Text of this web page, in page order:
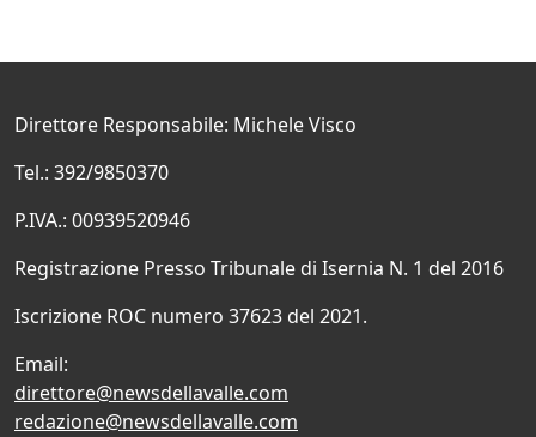
Direttore Responsabile: Michele Visco
Tel.: 392/9850370
P.IVA.: 00939520946
Registrazione Presso Tribunale di Isernia N. 1 del 2016
Iscrizione ROC numero 37623 del 2021.
Email:
direttore@newsdellavalle.com
redazione@newsdellavalle.com